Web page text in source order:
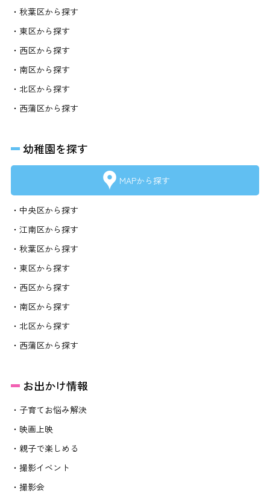
・秋葉区から探す
・東区から探す
・西区から探す
・南区から探す
・北区から探す
・西蒲区から探す
幼稚園を探す
MAPから探す
・中央区から探す
・江南区から探す
・秋葉区から探す
・東区から探す
・西区から探す
・南区から探す
・北区から探す
・西蒲区から探す
お出かけ情報
・子育てお悩み解決
・映画上映
・親子で楽しめる
・撮影イベント
・撮影会